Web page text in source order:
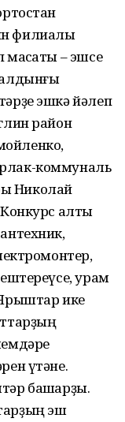
филиалы
– эшсе
алдынғы
эшкә йәлеп
район
коммуналь
Николай
алты
урам
ике
үтәне.
башҡарҙы.
эш